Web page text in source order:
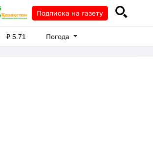
Подписка на газету
₽5.71 Погода